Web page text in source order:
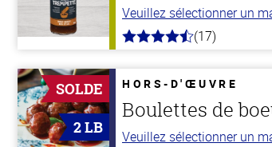
Veuillez sélectionner un
4.8
5
stars
(17)
SOLDE
2 LB
HORS-D'ŒUVRE
Boulettes de
Veuillez sélectionner un